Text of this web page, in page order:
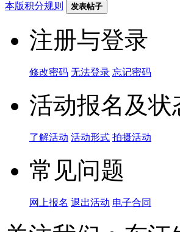
本版积分规则 发表帖子
注册与登录
修改密码 无法登录 忘记密码
活动报名及状
了解活动 活动形式 拍摄活动
常见问题
网上报名 退出活动 电子合同